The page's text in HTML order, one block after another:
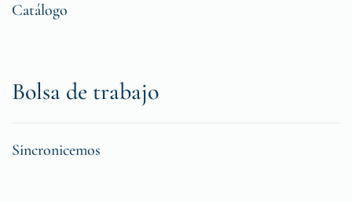
Catálogo
Bolsa de trabajo
Sincronicemos